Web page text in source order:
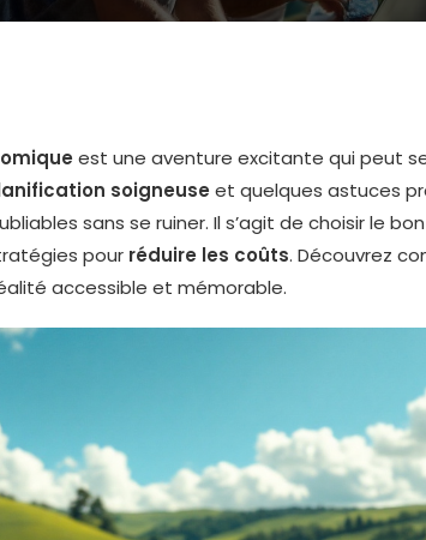
est une aventure excitante qui peut
soigneuse et quelques astuces
sans se ruiner. Il s’agit de choisir le bon
pour réduire les coûts. Découvrez
accessible et mémorable.